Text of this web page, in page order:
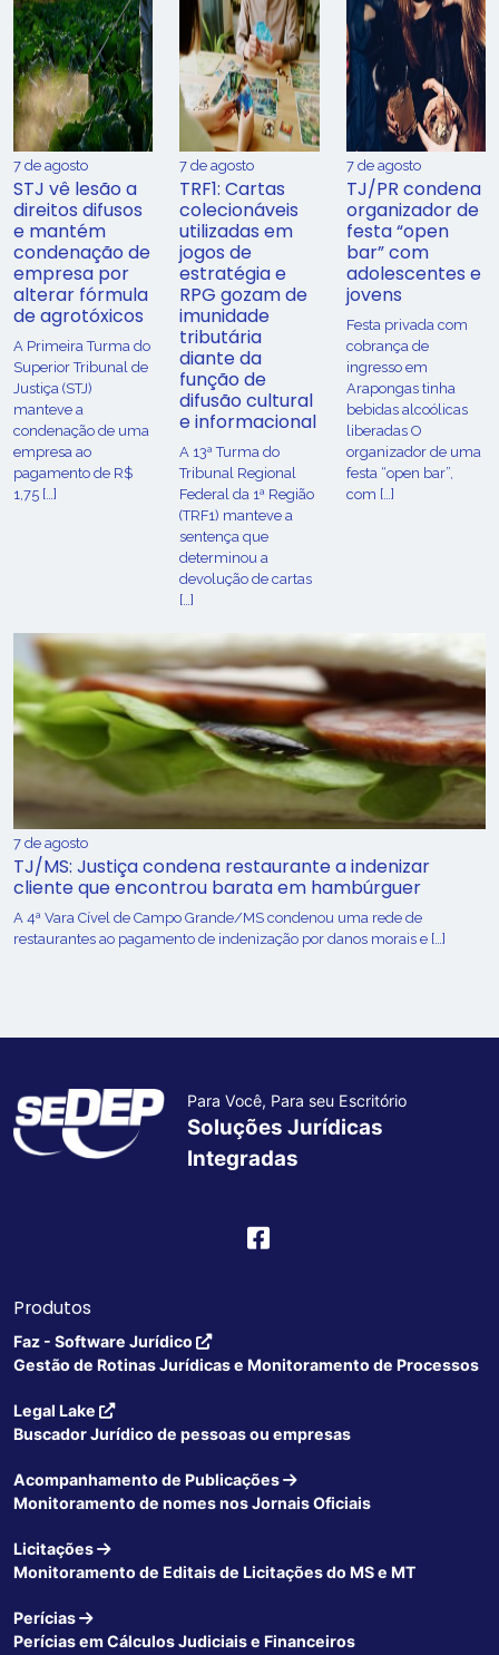
7 de agosto
STJ vê lesão a
direitos difusos
e mantém
condenação de
empresa por
alterar fórmula
de agrotóxicos
​A Primeira Turma do
Superior Tribunal de
Justiça (STJ)
manteve a
condenação de uma
empresa ao
pagamento de R$
1,75 […]
7 de agosto
TRF1: Cartas
colecionáveis
utilizadas em
jogos de
estratégia e
RPG gozam de
imunidade
tributária
diante da
função de
difusão cultural
e informacional
A 13ª Turma do
Tribunal Regional
Federal da 1ª Região
(TRF1) manteve a
sentença que
determinou a
devolução de cartas
[…]
7 de agosto
TJ/PR condena
organizador de
festa “open
bar” com
adolescentes e
jovens
Festa privada com
cobrança de
ingresso em
Arapongas tinha
bebidas alcoólicas
liberadas O
organizador de uma
festa “open bar”,
com […]
7 de agosto
TJ/MS: Justiça condena restaurante a indenizar
cliente que encontrou barata em hambúrguer
A 4ª Vara Cível de Campo Grande/MS condenou uma rede de
restaurantes ao pagamento de indenização por danos morais e […]
Para Você, Para seu Escritório
Soluções Jurídicas
Integradas
Produtos
Faz - Software Jurídico
Gestão de Rotinas Jurídicas e Monitoramento de Processos
Legal Lake
Buscador Jurídico de pessoas ou empresas
Acompanhamento de Publicações
Monitoramento de nomes nos Jornais Oficiais
Licitações
Monitoramento de Editais de Licitações do MS e MT
Perícias
Perícias em Cálculos Judiciais e Financeiros